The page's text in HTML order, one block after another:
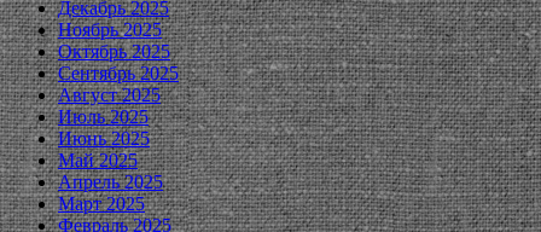
Декабрь 2025
Ноябрь 2025
Октябрь 2025
Сентябрь 2025
Август 2025
Июль 2025
Июнь 2025
Май 2025
Апрель 2025
Март 2025
Февраль 2025